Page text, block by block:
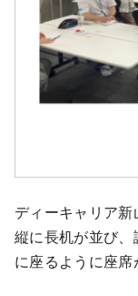
ディーキャリア
縦に長机が並び
に座るように座席